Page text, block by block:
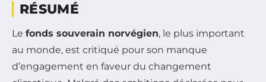
RÉSUMÉ
Le fonds souverain norvégien, le plus important
au monde, est critiqué pour son manque
d’engagement en faveur du changement